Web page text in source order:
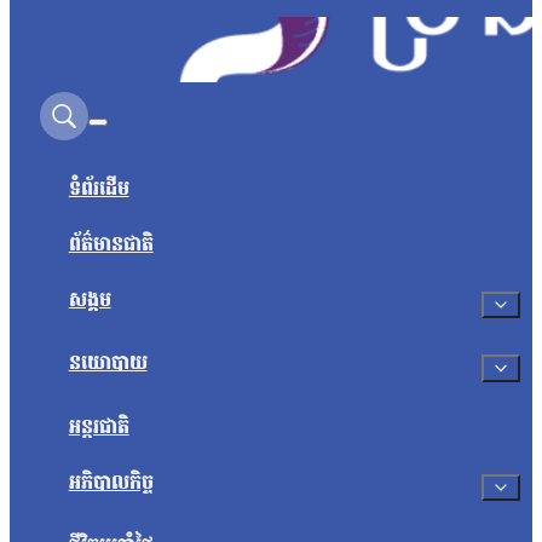
Search on this site
ទំព័រដើម
ព័ត៌មានជាតិ
សង្គម
នយោបាយ
អន្តរជាតិ
អភិបាលកិច្ច